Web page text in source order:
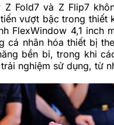
Z Fold7 và Z Flip7
vượt bậc trong thiết
FlexWindow 4,1 inch
cá nhân hóa thiết bị
bền bỉ, trong khi
nghiệm sử dụng, từ